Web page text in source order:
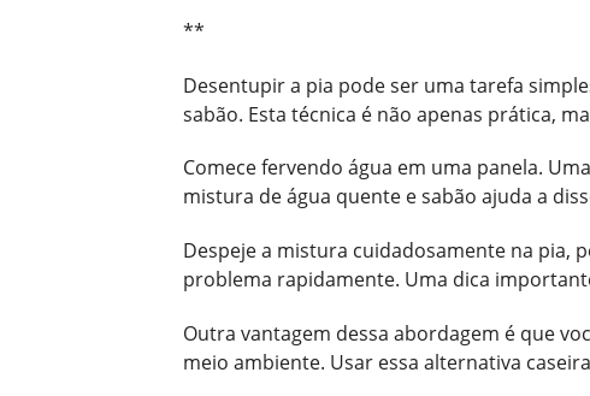
**
Desentupir a pia pode ser uma tarefa
sabão. Esta técnica é não apenas prática,
Comece fervendo água em uma panela.
mistura de água quente e sabão ajuda a
Despeje a mistura cuidadosamente na pia,
problema rapidamente. Uma dica
Outra vantagem dessa abordagem é que
meio ambiente. Usar essa alternativa